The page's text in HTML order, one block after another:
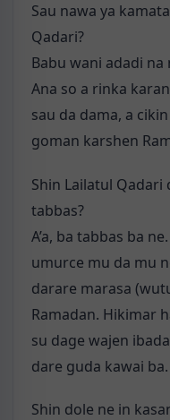
Sau nawa ya
Qadari?
Babu wani adadi
Ana so a rinka
sau da dama, a
goman karshen
Shin Lailatul Qadari
tabbas?
A’a, ba tabbas ba
umurce mu da mu
darare marasa
Ramadan. Hikimar
su dage wajen
dare guda kawai ba.
Shin dole ne in